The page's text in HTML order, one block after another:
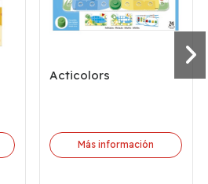
Acticolors
Más información